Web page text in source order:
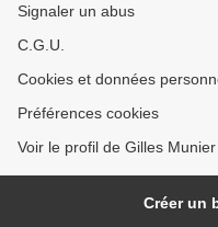
Signaler un abus
C.G.U.
Cookies et données
Préférences cookies
Voir le profil de Gilles
Créer un